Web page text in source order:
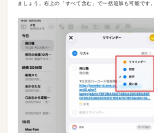
ましょう。右上の「すべて含む」で一括追加も可能です。